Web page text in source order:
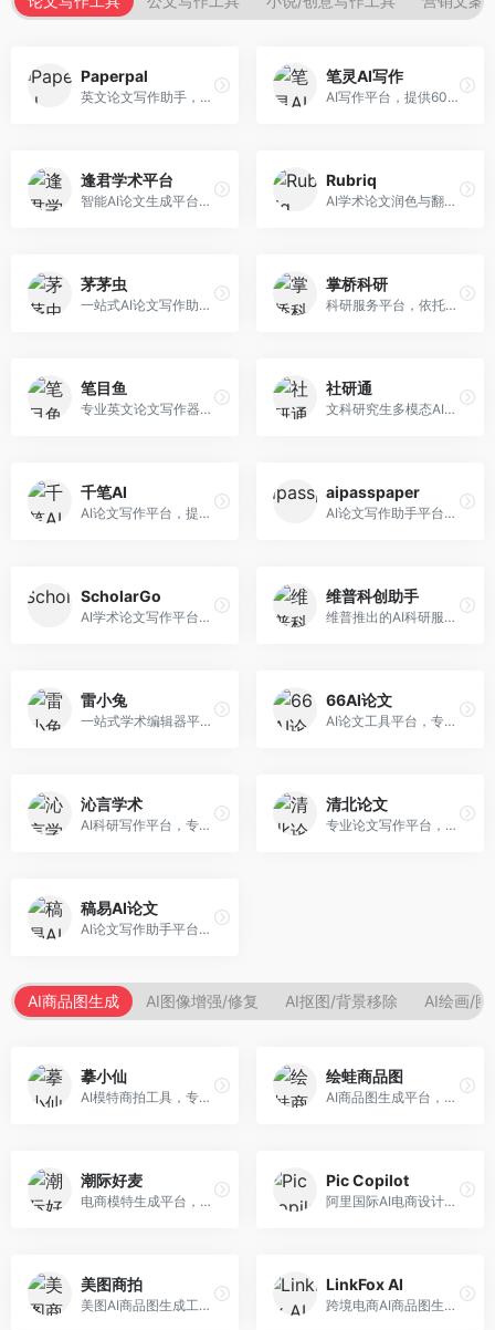
Paperpal
英文论文写作助手，专注于学术英语润色。面向需要发表国际期刊的研究者，提供语法检查、学术表达优化、格式规范等服务，英语表达地道专业。
笔灵AI写作
AI写作平台，提供600+写作模板。面向学生、职场人士和内容创作者，支持论文、公文、营销文案等多种文体，模板丰富，一键生成，写作效率大幅提升。
逢君学术平台
智能AI论文生成平台，支持查重检测。面向高校学生和研究人员，提供论文选题、内容生成、查重修改等一站式服务，学术写作流程完整。
Rubriq
AI学术论文润色与翻译平台。面向国际期刊投稿者，提供论文润色、翻译、格式调整等服务，支持多语言，学术表达专业规范。
茅茅虫
一站式AI论文写作助手，覆盖学术写作全场景。面向高校学生和科研人员，提供开题报告、文献综述、论文正文等写作服务，支持多学科多类型论文，操作简便。
掌桥科研
科研服务平台，依托3亿+真实文献数据库。面向学术研究者和学生，提供文献检索、论文写作、科研数据分析等服务，文献资源丰富，学术支持专业。
笔目鱼
专业英文论文写作器，支持学术论文全流程。面向留学生和国际期刊投稿者，提供英文论文撰写、润色、格式调整等服务，学术英语表达规范。
社研通
文科研究生多模态AI学术写作平台。面向文科研究生和社科研究者，提供文献综述、理论分析、定性研究辅助等服务，文科研究方法论支持完善。
千笔AI
AI论文写作平台，提供无限改稿服务。面向高校学生和学术研究者，支持论文选题、大纲生成、内容撰写、查重修改等全流程服务，改稿次数不限，服务质量有保障。
aipasspaper
AI论文写作助手平台，提供智能化的学术写作支持。面向大学生和研究人员，支持多种学科论文生成，提供参考文献管理和格式规范服务，写作效率高。
ScholarGo
AI学术论文写作平台，专注于理工科领域的逻辑构建。面向理工科研究生和科研工作者，提供公式编辑、数据分析、论文结构优化等服务，理工科写作逻辑严谨。
维普科创助手
维普推出的AI科研服务平台，整合学术资源与智能写作。面向科研人员和高校师生，提供文献检索、论文写作、查重检测等一站式服务，学术资源权威可靠。
雷小兔
一站式学术编辑器平台，覆盖论文写作全流程。面向高校学生和科研人员，提供选题分析、文献检索、论文生成、查重降重等服务，操作流程清晰，学术写作效率显著提升。
66AI论文
AI论文工具平台，专注于高质量低查重论文生成。面向大学生和研究生，提供论文写作、降重修改等服务，生成内容原创度高，查重率低。
沁言学术
AI科研写作平台，专注于学术研究辅助。面向研究生和科研工作者，提供文献分析、研究方法指导、论文撰写等服务，学术资源丰富，研究支持全面。
清北论文
专业论文写作平台，依托高校学术资源。面向本科生和研究生，提供论文指导、写作辅助、查重检测等服务，学术规范性强，适合追求高质量论文的用户。
稿易AI论文
AI论文写作助手平台，提供智能化学术写作支持。面向高校学生，支持多种论文类型生成，提供参考文献管理和格式规范服务，操作流程简单。
AI商品图生成 AI图像增强/修复 AI抠图/背景移除 AI绘画/图
摹小仙
AI模特商拍工具，专注于服装电商。面向服装电商卖家，提供虚拟模特试穿、商品展示图生成等服务，模特形象多样，拍摄成本低。
绘蛙商品图
AI商品图生成平台，支持模特换装和场景生成。面向电商卖家，提供商品上身效果展示、场景化商品图生成等服务，电商营销效果显著。
潮际好麦
电商模特生成平台，支持AI虚拟模特创作。面向服装和配饰电商，提供模特试穿、商品展示、营销素材生成等服务，模特形象可定制。
Pic Copilot
阿里国际AI电商设计工具，专注于跨境电商。面向跨境电商卖家，提供商品图优化、营销海报生成、多语言适配等服务，海外市场适配性强。
美图商拍
美图AI商品图生成工具，整合美图生态。面向电商卖家，提供商品图美化、模特替换、场景生成等服务，移动端操作便捷。
LinkFox AI
跨境电商AI商品图生成工具。面向跨境电商卖家，支持多语言商品图生成、模特替换、场景优化等服务，适配海外电商平台需求。